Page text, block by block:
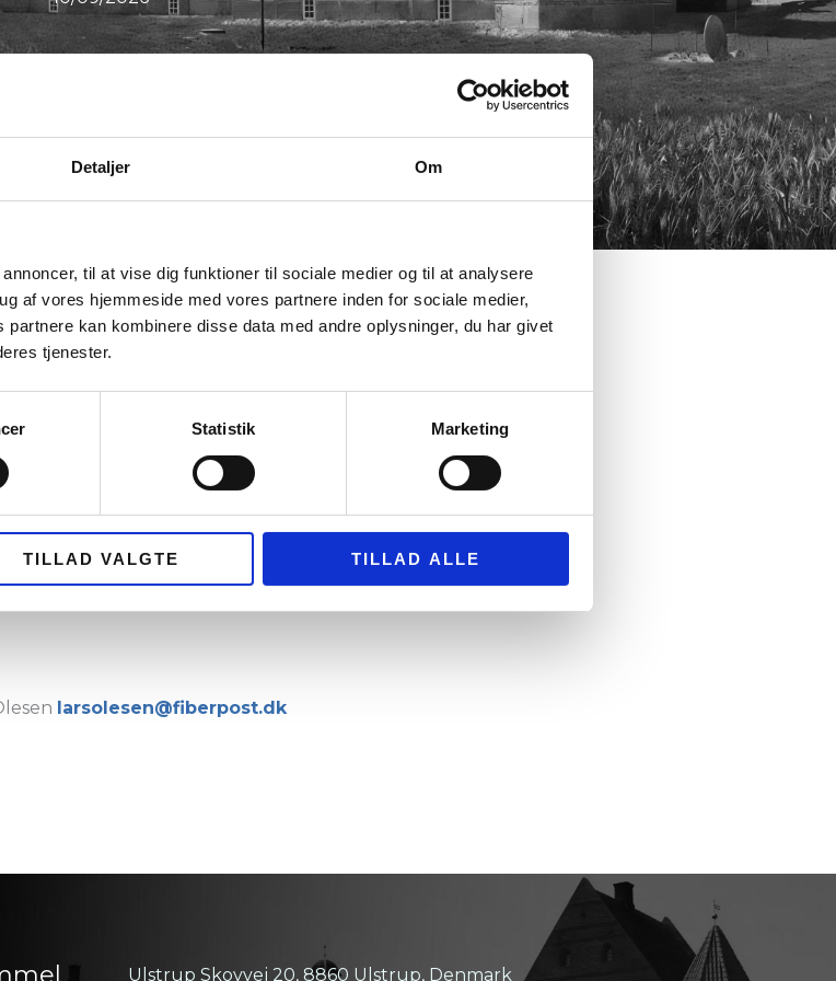
Detaljer Om
til at vise dig funktioner til sociale medier og til at analysere
af vores hjemmeside med vores partnere inden for sociale medier,
kan kombinere disse data med andre oplysninger, du har givet
tjenester.
Statistik Marketing
TILLAD VALGTE TILLAD ALLE
om arrangementet. Mere information følger.
larsolesen@fiberpost.dk
Ulstrup Skovvej 20, 8860 Ulstrup, Denmark